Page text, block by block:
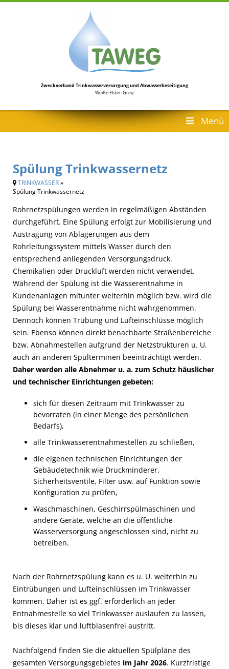
Zweckverband Trinkwasserversorgungund Abwasserbeseitigung
Weiße Elster-Greiz
Menü
Spülung Trinkwassernetz
TRINKWASSER»
Spülung Trinkwassernetz
Rohrnetzspülungen werden in regelmäßigen Abständen
durchgeführt. Eine Spülung erfolgt zur Mobilisierung und
Austragung von Ablagerungen aus dem
Rohrleitungssystem mittels Wasser durch den
entsprechend anliegenden Versorgungsdruck.
Chemikalien oder Druckluft werden nicht verwendet.
Während der Spülung ist die Wasserentnahme in
Kundenanlagen mitunter weiterhin möglich bzw. wird die
Spülung bei Wasserentnahme nicht wahrgenommen.
Dennoch können Trübung und Lufteinschlüsse möglich
sein. Ebenso können direkt benachbarte Straßenbereiche
bzw. Abnahmestellen aufgrund der Netzstrukturen u. U.
auch an anderen Spülterminen beeinträchtigt werden.
Daher werden alle Abnehmer u. a. zum Schutz häuslicher
und technischer Einrichtungen gebeten:
sich für diesen Zeitraum mit Trinkwasser zu
bevorraten (in einer Menge des persönlichen
Bedarfs),
alle Trinkwasserentnahmestellen zu schließen,
die eigenen technischen Einrichtungen der
Gebäudetechnik wie Druckminderer,
Sicherheitsventile, Filter usw. auf Funktion sowie
Konfiguration zu prüfen,
Waschmaschinen, Geschirrspülmaschinen und
andere Geräte, welche an die öffentliche
Wasserversorgung angeschlossen sind, nicht zu
betreiben.
Nach der Rohrnetzspülung kann es u. U. weiterhin zu
Eintrübungen und Lufteinschlüssen im Trinkwasser
kommen. Daher ist es ggf. erforderlich an jeder
Entnahmestelle so viel Trinkwasser auslaufen zu lassen,
bis dieses klar und luftblasenfrei austritt.
Nachfolgend finden Sie die aktuellen Spülpläne des
gesamten Versorgungsgebietes im Jahr 2026. Kurzfristige